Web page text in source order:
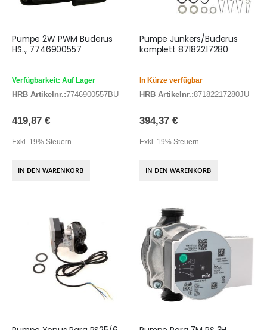
Pumpe 2W PWM Buderus
HS.., 7746900557
Verfügbarkeit: Auf Lager
HRB Artikelnr.:7746900557BU
419,87 €
Exkl. 19% Steuern
IN DEN WARENKORB
Pumpe Junkers/Buderus
komplett 87182217280
In Kürze verfügbar
HRB Artikelnr.:87182217280JU
394,37 €
Exkl. 19% Steuern
IN DEN WARENKORB